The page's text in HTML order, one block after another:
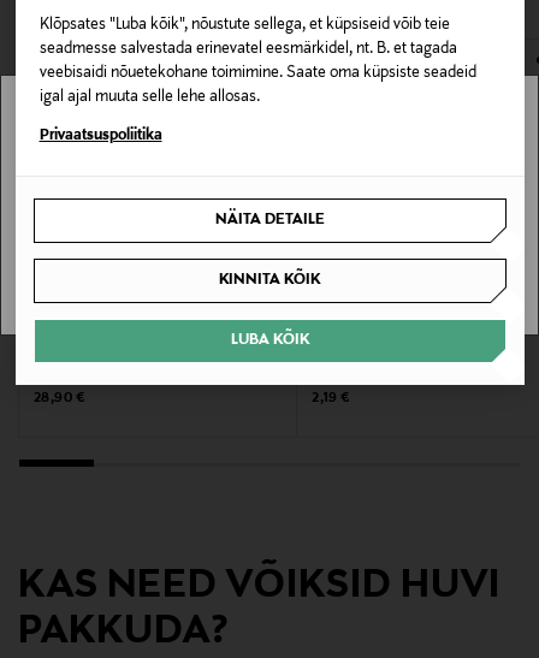
Klõpsates "Luba kõik", nõustute sellega, et küpsiseid võib teie
seadmesse salvestada erinevatel eesmärkidel, nt. B. et tagada
veebisaidi nõuetekohane toimimine. Saate oma küpsiste seadeid
igal ajal muuta selle lehe allosas.
Privaatsuspoliitika
NÄITA DETAILE
KINNITA KÕIK
LUBA KÕIK
Suurus
400 ml
Jonmax Oy
E-POE TAGASTUSED
Original Price
28,90 €
Original Price
2,19 €
KAS NEED VÕIKSID HUVI
PAKKUDA?
Stockmann pole Sinu riigis saadaval.
SAAN ARU